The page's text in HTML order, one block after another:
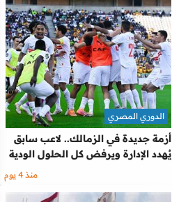
أزمة جديدة في الزمالك.. لاعب سابق
يُهدد الإدارة ويرفض كل الحلول الودية
الدوري المصري
منذ 4 يوم